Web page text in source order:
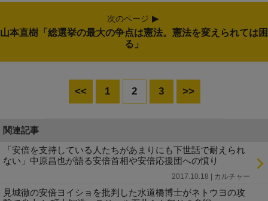
次のページ
山本直樹「総選挙の最大の争点は憲法。憲法を変えられては困
る」
<< 1 2 3 >>
関連記事
「安倍を支持している人たちがあまりにも下世話で耐えられ
ない」中原昌也が語る安倍首相や安倍応援団への憤り
2017.10.18 | カルチャー
見城徹の安倍ヨイショを批判した水道橋博士がネトウヨの攻